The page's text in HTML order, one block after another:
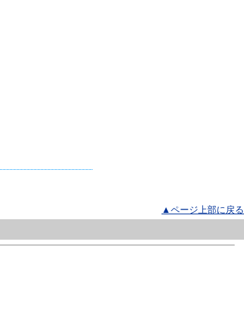
▲ページ上部に戻る